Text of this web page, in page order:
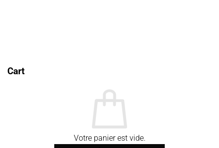
Cart
Votre panier est vide.